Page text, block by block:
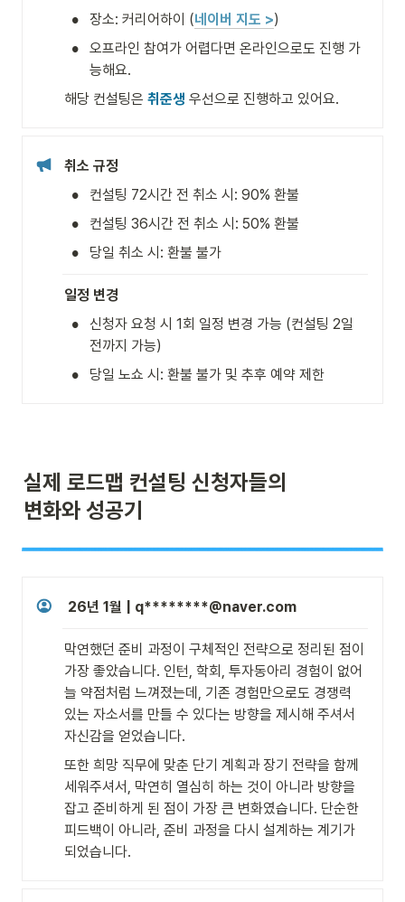
• 장소: 커리어하이 (네이버 지도 >)
•
오프라인 참여가 어렵다면 온라인으로도 진행 가
능해요.
해당 컨설팅은 취준생 우선으로 진행하고 있어요.
취소 규정
• 컨설팅 72시간 전 취소 시: 90% 환불
• 컨설팅 36시간 전 취소 시: 50% 환불
• 당일 취소 시: 환불 불가
일정 변경
•
신청자 요청 시 1회 일정 변경 가능 (컨설팅 2일
전까지 가능)
• 당일 노쇼 시: 환불 불가 및 추후 예약 제한
실제 로드맵 컨설팅 신청자들의
변화와 성공기
26년 1월 | q********@naver.com
막연했던 준비 과정이 구체적인 전략으로 정리된 점이
가장 좋았습니다. 인턴, 학회, 투자동아리 경험이 없어
늘 약점처럼 느껴졌는데, 기존 경험만으로도 경쟁력
있는 자소서를 만들 수 있다는 방향을 제시해 주셔서
자신감을 얻었습니다.
또한 희망 직무에 맞춘 단기 계획과 장기 전략을 함께
세워주셔서, 막연히 열심히 하는 것이 아니라 방향을
잡고 준비하게 된 점이 가장 큰 변화였습니다. 단순한
피드백이 아니라, 준비 과정을 다시 설계하는 계기가
되었습니다.